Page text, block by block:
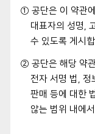
① 공단은 이 약관
대표자의 성명,
수 있도록 게시
② 공단은 해당 약
전자 서명 법, 정
판매 등에 대한
않는 범위 내에